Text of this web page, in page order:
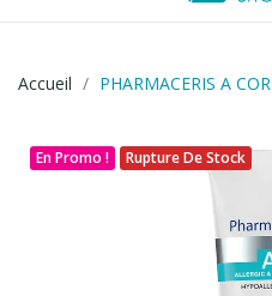
Accueil PHARMACERIS A
En Promo ! Rupture De Stock